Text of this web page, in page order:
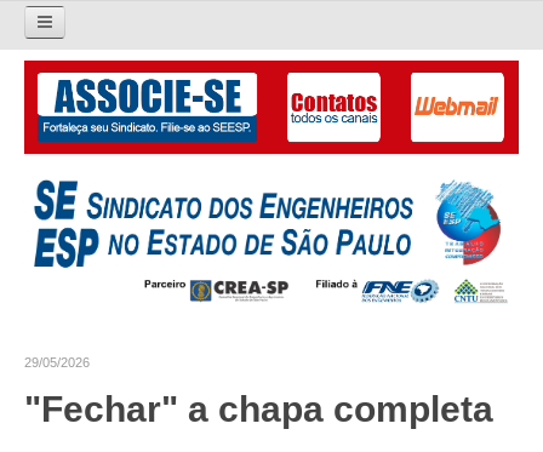
Pesquisar...
O SINDICATO
APRESENTAÇÃO
PALAVRA DO PRESIDENTE
29/05/2026
"Fechar" a chapa completa